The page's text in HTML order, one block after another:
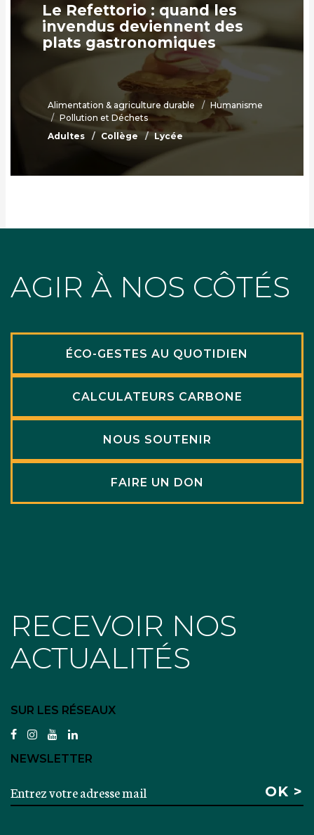
Le Refettorio : quand les
invendus deviennent des
plats gastronomiques
Alimentation & agriculture durable
Humanisme
Pollution et Déchets
Adultes
Collège Lycée
AGIR À NOS CÔTÉS
ÉCO-GESTES AU QUOTIDIEN
CALCULATEURS CARBONE
NOUS SOUTENIR
FAIRE UN DON
RECEVOIR NOS
ACTUALITÉS
SUR LES RÉSEAUX
facebookinstagram
youtubelinkedin
NEWSLETTER